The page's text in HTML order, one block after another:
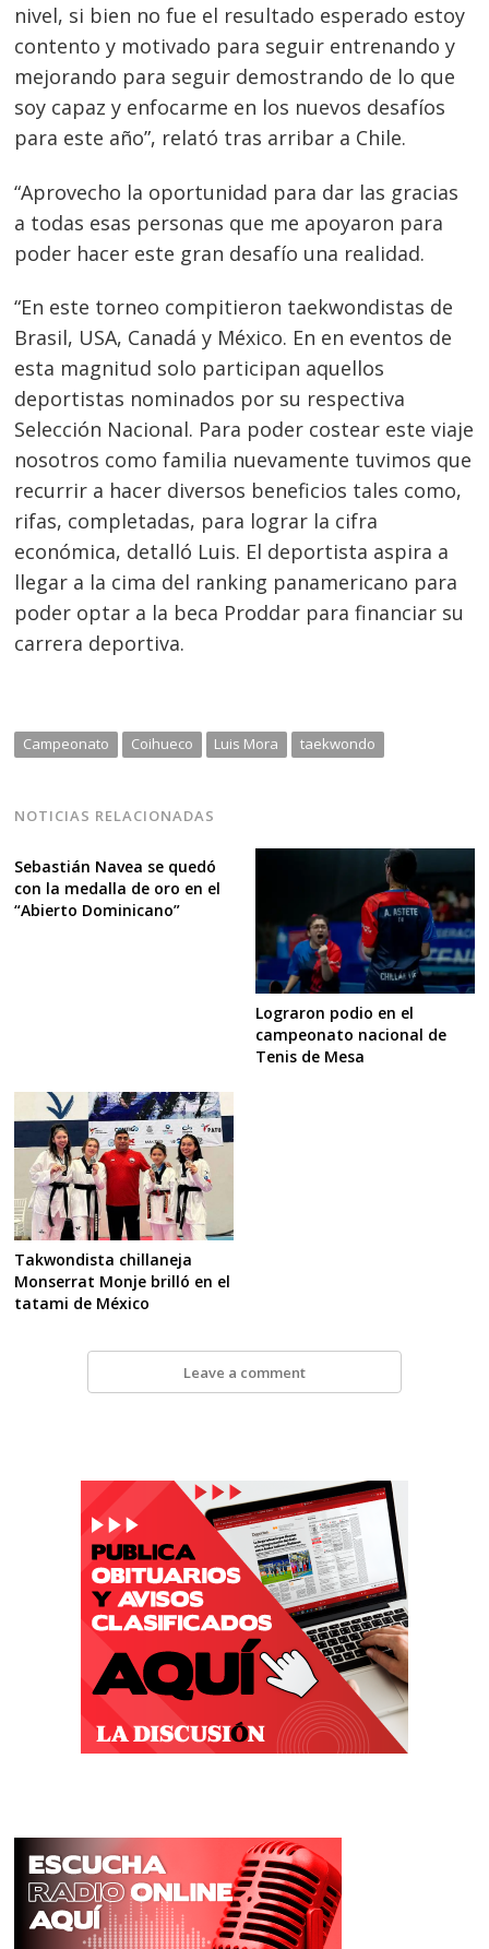
nivel, si bien no fue el resultado esperado estoy
contento y motivado para seguir entrenando y
mejorando para seguir demostrando de lo que
soy capaz y enfocarme en los nuevos desafíos
para este año”, relató tras arribar a Chile.
“Aprovecho la oportunidad para dar las gracias
a todas esas personas que me apoyaron para
poder hacer este gran desafío una realidad.
“En este torneo compitieron taekwondistas de
Brasil, USA, Canadá y México. En en eventos de
esta magnitud solo participan aquellos
deportistas nominados por su respectiva
Selección Nacional. Para poder costear este viaje
nosotros como familia nuevamente tuvimos que
recurrir a hacer diversos beneficios tales como,
rifas, completadas, para lograr la cifra
económica, detalló Luis. El deportista aspira a
llegar a la cima del ranking panamericano para
poder optar a la beca Proddar para financiar su
carrera deportiva.
Campeonato Coihueco Luis Mora taekwondo
NOTICIAS RELACIONADAS
Sebastián Navea se quedó
con la medalla de oro en el
“Abierto Dominicano”
Lograron podio en el
campeonato nacional de
Tenis de Mesa
Takwondista chillaneja
Monserrat Monje brilló en el
tatami de México
Leave a comment
Navegación
de
entradas